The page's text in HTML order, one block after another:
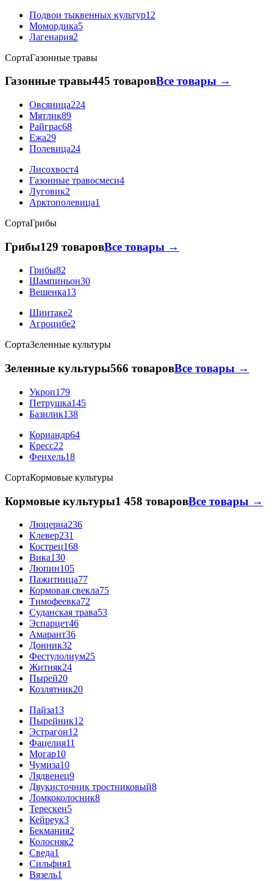
Подвои тыквенных культур12
Момордика5
Лагенария2
СортаГазонные травы
Газонные травы445 товаровВсе товары →
Овсяница224
Мятлик89
Райграс68
Ежа29
Полевица24
Лисохвост4
Газонные травосмеси4
Луговик2
Арктополевица1
СортаГрибы
Грибы129 товаровВсе товары →
Грибы82
Шампиньон30
Вешенка13
Шиитаке2
Агроцибе2
СортаЗеленные культуры
Зеленные культуры566 товаровВсе товары →
Укроп179
Петрушка145
Базилик138
Кориандр64
Кресс22
Фенхель18
СортаКормовые культуры
Кормовые культуры1 458 товаровВсе товары →
Люцерна236
Клевер231
Кострец168
Вика130
Люпин105
Пажитница77
Кормовая свекла75
Тимофеевка72
Суданская трава53
Эспарцет46
Амарант36
Донник32
Фестулолиум25
Житняк24
Пырей20
Козлятник20
Пайза13
Пырейник12
Эстрагон12
Фацелия11
Могар10
Чумиза10
Лядвенец9
Двукисточник тростниковый8
Ломкоколосник8
Терескен5
Кейреук3
Бекмания2
Колосняк2
Сведа1
Сильфия1
Вязель1